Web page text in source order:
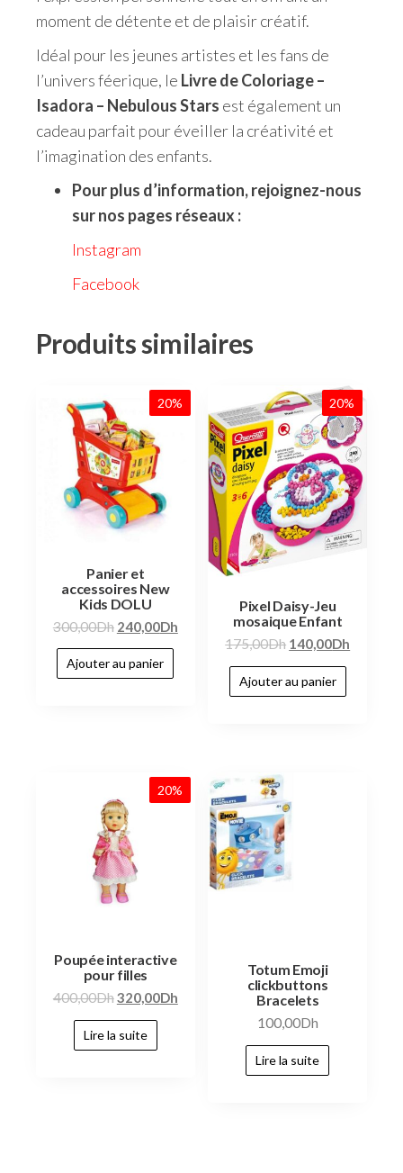
moment de détente et de plaisir créatif.
Idéal pour les jeunes artistes et les fans de
l’univers féerique, le Livre de Coloriage –
Isadora – Nebulous Stars est également un
cadeau parfait pour éveiller la créativité et
l’imagination des enfants.
Pour plus d’information, rejoignez-nous
sur nos pages réseaux :
Instagram
Facebook
Produits similaires
20%
Panier et
accessoires New
Kids DOLU
300,00Dh 240,00Dh
Ajouter au panier
20%
Pixel Daisy-Jeu
mosaique Enfant
175,00Dh 140,00Dh
Ajouter au panier
20%
Poupée interactive
pour filles
400,00Dh320,00Dh
Lire la suite
Totum Emoji
clickbuttons
Bracelets
100,00Dh
Lire la suite